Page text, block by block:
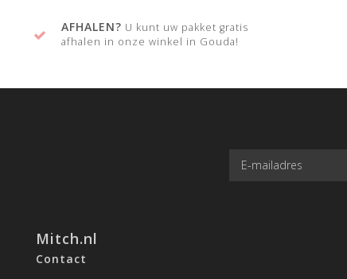
AFHALEN? U kunt uw pakket gratis
afhalen in onze winkel in Gouda!
Mitch.nl
Contact